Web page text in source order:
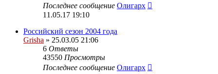
Последнее сообщение Олигарх
11.05.17 19:10
Российский сезон 2004 года
Grisha » 25.03.05 21:06
6 Ответы
43550 Просмотры
Последнее сообщение Олигарх